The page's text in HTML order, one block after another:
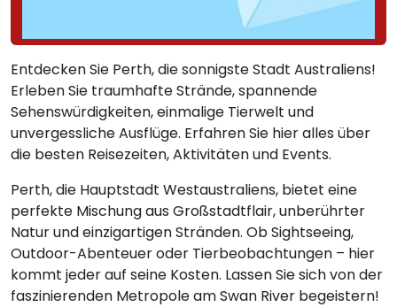
Entdecken Sie Perth, die sonnigste Stadt Australiens!
Erleben Sie traumhafte Strände, spannende
Sehenswürdigkeiten, einmalige Tierwelt und
unvergessliche Ausflüge. Erfahren Sie hier alles über
die besten Reisezeiten, Aktivitäten und Events.
Perth, die Hauptstadt Westaustraliens, bietet eine
perfekte Mischung aus Großstadtflair, unberührter
Natur und einzigartigen Stränden. Ob Sightseeing,
Outdoor-Abenteuer oder Tierbeobachtungen – hier
kommt jeder auf seine Kosten. Lassen Sie sich von der
faszinierenden Metropole am Swan River begeistern!